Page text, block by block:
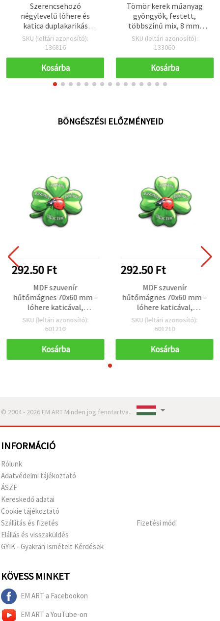
Szerencsehozó
négylevelű lóhere és
katica duplakarikás
ékszerkellék összekötő,
zöld zománc kristály
fémötvözet, 23x20 mm, 2
SKU (leltári azonosító):
136816
Kosárba
Tömör kerek műanyag
gyöngyök, festett,
többszínű mix, 8 mm,
furat 1,5 mm, 20 g (~70
db) – karkötőkhöz,
dekorációhoz és DIY
SKU (leltári azonosító):
133060
Kosárba
BÖNGÉSZÉSI ELŐZMÉNYEID
292.50 Ft
MDF szuvenír
hűtőmágnes 70x60 mm –
lóhere katicával,
“Egészség, Boldogság,
Szerencse és Szerelem“
SKU (leltári azonosító):
601210
Kosárba
292.50 Ft
MDF szuvenír
hűtőmágnes 70x60 mm –
lóhere katicával,
“Egészség, Boldogság,
Szerencse és Szerelem“
SKU (leltári azonosító):
601210
Kosárba
© 2004 - 2026 EM ART Minden jog fenntartva..
INFORMÁCIÓ
Rólunk
Adatvédelmi tájékoztató
ÁSZF
Kereskedő adatai
Cookie tájékoztató
Szállítás és fizetés
Elállás és visszaküldés
GYIK - Gyakran Ismételt Kérdések
Fizetési mód
KÖVESS MINKET
EM ART a Facebookon
EM ART a YouTube-on